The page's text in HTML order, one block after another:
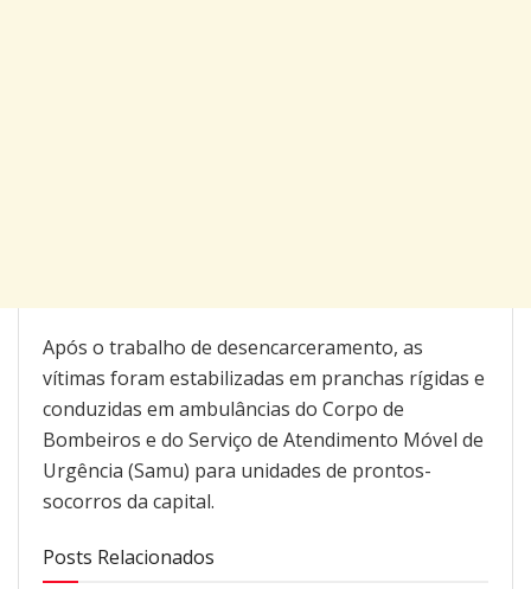
Após o trabalho de desencarceramento, as
vítimas foram estabilizadas em pranchas rígidas e
conduzidas em ambulâncias do Corpo de
Bombeiros e do Serviço de Atendimento Móvel de
Urgência (Samu) para unidades de prontos-
socorros da capital.
Posts Relacionados